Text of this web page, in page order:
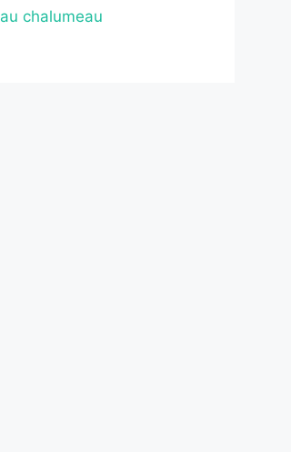
au chalumeau